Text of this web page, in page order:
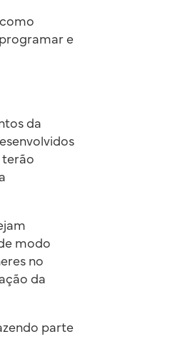
e
da
terão
modo
no
da
parte